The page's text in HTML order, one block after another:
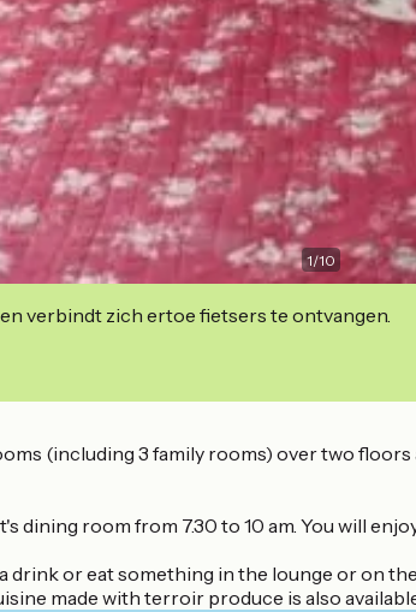
1/10
verbindt zich ertoe fietsers te ontvangen.
(including 3 family rooms) over two
dining room from 7.30 to 10 am. You will
drink or eat something in the lounge or on
made with terroir produce is also